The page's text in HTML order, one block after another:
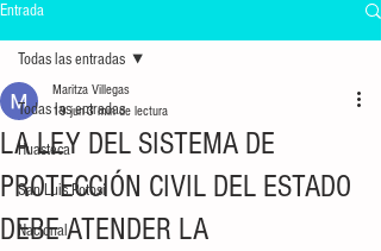
Entrada
Todas las entradas
Huasteca
San Luis Potosí
Nacional
Todas las entradas
LA LEY DEL SISTEMA DE
PROTECCIÓN CIVIL DEL ESTADO
DEBE ATENDER LA
Maritza Villegas
19 jun3 min de lectura